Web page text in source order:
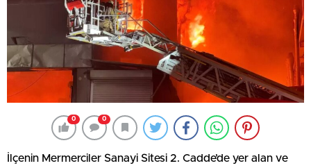
0 0
İlçenin Mermerciler Sanayi Sitesi 2. Cadde’de yer alan ve